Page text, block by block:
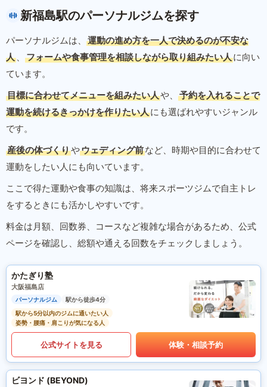
新福島駅のパーソナルジムを探す
パーソナルジムは、
運動の進め方を一人で決めるのが不安な
人 、 フォームや食事管理を相談しながら取り組みたい人に向い
ています。
目標に合わせてメニューを組みたい人や、
予約を入れることで
運動を続けるきっかけを作りたい人にも選ばれやすいジャンル
です。
産後の体づくりやウェディング前など、時期や目的に合わせて
運動をしたい人にも向いています。
ここで得た運動や食事の知識は、将来スポーツジムで自主トレ
をするときにも活かしやすいです。
料金は月額、回数券、コースなど複雑な場合があるため、公式
ページを確認し、総額や通える回数をチェックしましょう。
かたぎり塾
大阪福島店
パーソナルジム
駅から徒歩4分
駅から5分以内のジムに通いたい人
姿勢・腰痛・肩こりが気になる人
公式サイトを見る 体験・相談予約
ビヨンド (BEYOND)